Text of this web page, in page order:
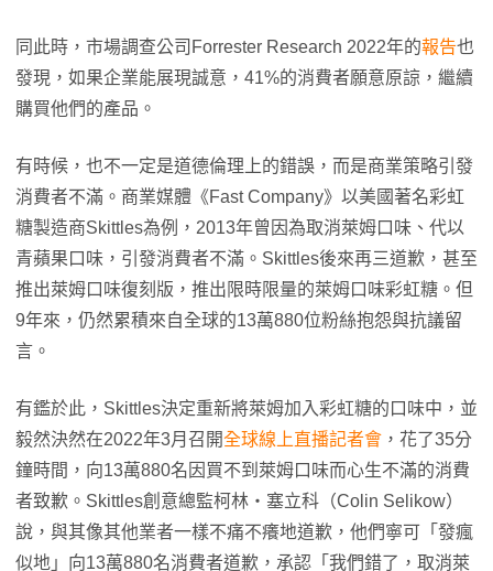
同此時，市場調查公司Forrester Research 2022年的報告也
發現，如果企業能展現誠意，41%的消費者願意原諒，繼續
購買他們的產品。
有時候，也不一定是道德倫理上的錯誤，而是商業策略引發
消費者不滿。商業媒體《Fast Company》以美國著名彩虹
糖製造商Skittles為例，2013年曾因為取消萊姆口味、代以
青蘋果口味，引發消費者不滿。Skittles後來再三道歉，甚至
推出萊姆口味復刻版，推出限時限量的萊姆口味彩虹糖。但
9年來，仍然累積來自全球的13萬880位粉絲抱怨與抗議留
言。
有鑑於此，Skittles決定重新將萊姆加入彩虹糖的口味中，並
毅然決然在2022年3月召開全球線上直播記者會 ，花了35分
鐘時間，向13萬880名因買不到萊姆口味而心生不滿的消費
者致歉。Skittles創意總監柯林・塞立科（Colin Selikow）
說，與其像其他業者一樣不痛不癢地道歉，他們寧可「發瘋
似地」向13萬880名消費者道歉，承認「我們錯了，取消萊